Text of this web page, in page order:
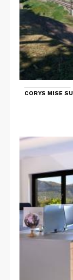
CORYS MISE